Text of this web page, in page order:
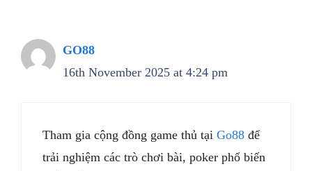
GO88
16th November 2025 at 4:24 pm
Tham gia cộng đồng game thủ tại Go88 để
trải nghiệm các trò chơi bài, poker phổ biến